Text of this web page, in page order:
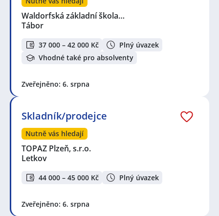
Waldorfská základní škola…
Tábor
37 000 – 42 000 Kč
Plný úvazek
Vhodné také pro absolventy
Zveřejněno: 6. srpna
Skladník/prodejce
Nutně vás hledají
TOPAZ Plzeň, s.r.o.
Letkov
44 000 – 45 000 Kč Plný úvazek
Zveřejněno: 6. srpna